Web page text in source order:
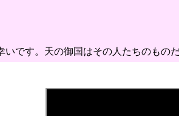
いです。天の御国はその人たちのもの